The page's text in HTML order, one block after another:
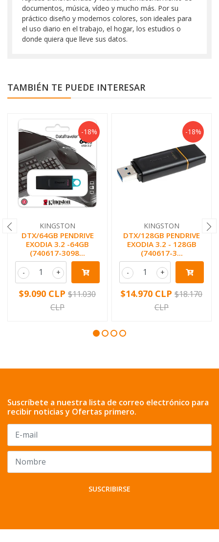
documentos, música, vídeo y mucho más. Por su
práctico diseño y modernos colores, son ideales para
el uso diario en el trabajo, el hogar, los estudios o
donde quiera que lleve sus datos.
TAMBIÉN TE PUEDE INTERESAR
-18%
KINGSTON
DTX/64GB PENDRIVE
EXODIA 3.2 -64GB
(740617-3098...
+
-
$9.090 CLP $11.030
CLP
-18%
KINGSTON
DTX/128GB PENDRIVE
EXODIA 3.2 - 128GB
(740617-3...
+
-
$14.970 CLP $18.170
CLP
Suscríbete a nuestra lista de correo electrónico para
recibir noticias y Ofertas primero.
SUSCRIBIRSE